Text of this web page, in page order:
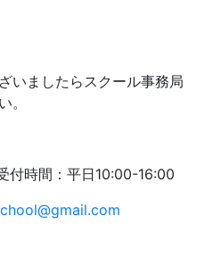
いましたらスクール事務局
。
時間：平日10:00-16:00